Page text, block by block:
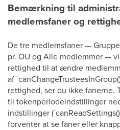
Bemærkning til
medlemsfaner og
De tre medlemsfaner —
pr. OU og Alle medlemmer —
rettighed til at ændre
af
rettighed, ser du ikke fanerne.
til tokenperiodeindstillinger
indstillinger
forventer at se faner eller